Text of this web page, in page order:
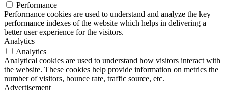
Performance
Performance cookies are used to understand and analyze the key
performance indexes of the website which helps in delivering a
better user experience for the visitors.
Analytics
Analytics
Analytical cookies are used to understand how visitors interact with
the website. These cookies help provide information on metrics the
number of visitors, bounce rate, traffic source, etc.
Advertisement